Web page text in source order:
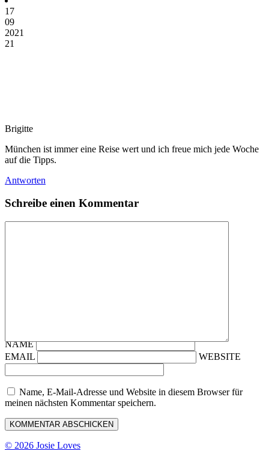
17
09
2021
21
Brigitte
München ist immer eine Reise wert und ich freue mich jede Woche
auf die Tipps.
Antworten
Schreibe einen Kommentar
NAME
EMAIL
WEBSITE
Name, E-Mail-Adresse und Website in diesem Browser für
meinen nächsten Kommentar speichern.
© 2026 Josie Loves